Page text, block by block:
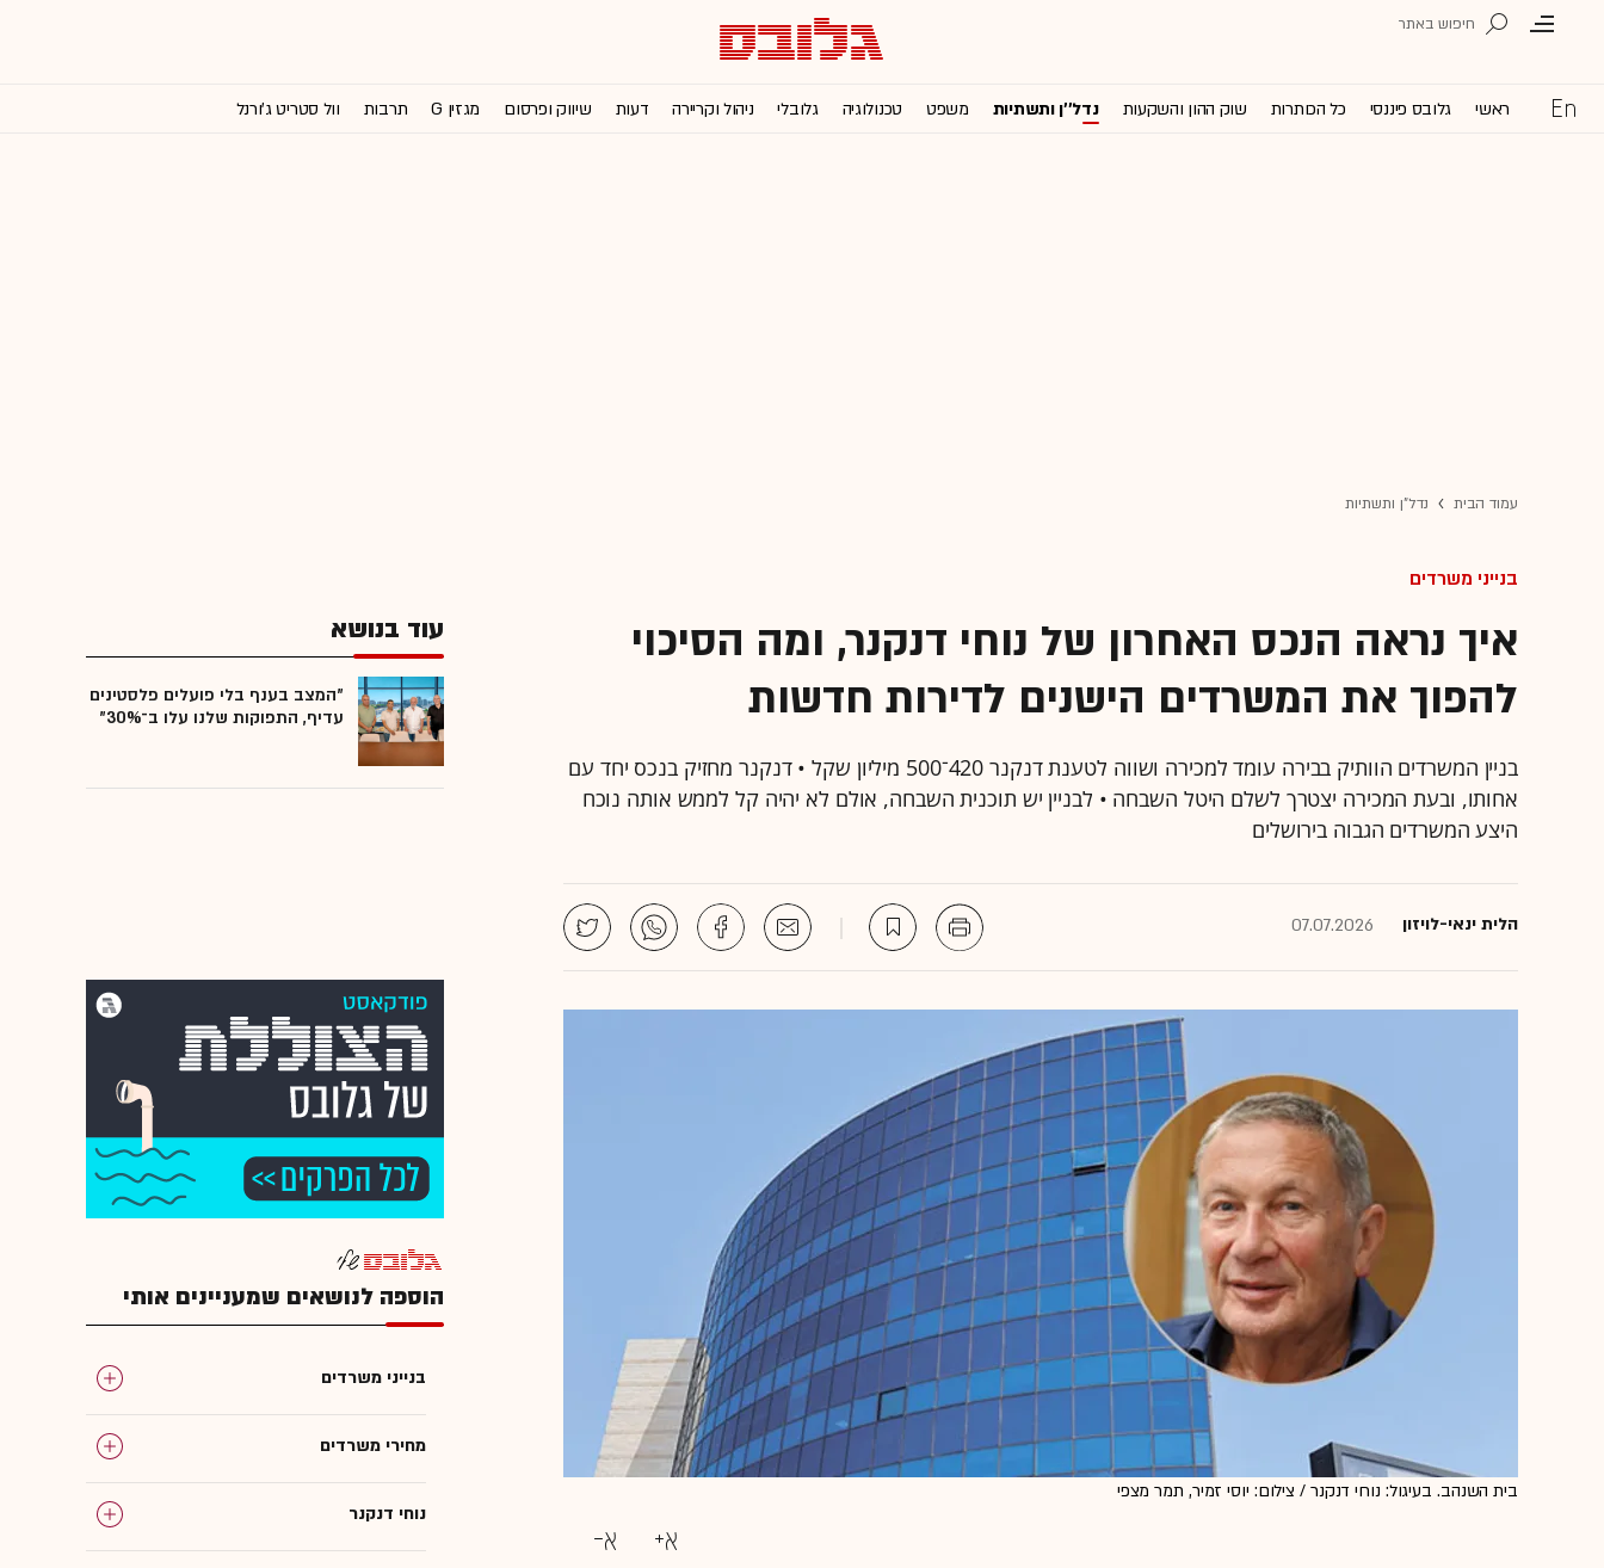
ראשי גלובס פיננסי כל הכותרות שוק ההון והשקעות נדל''ן ותשתיות משפט טכנולוגיה גלובלי ניהול וקריירה דעות שיווק ופרסום מגזין G תרבות וול סטריט ג'ורנל
עמוד הבית נדל"ן ותשתיות
בנייני משרדים
איך נראה הנכס האחרון של נוחי דנקנר, ומה הסיכוי
להפוך את המשרדים הישנים לדירות חדשות
בניין המשרדים הוותיק בבירה עומד למכירה ושווה לטענת דנקנר 420־500 מיליון שקל • דנקנר מחזיק בנכס יחד עם
אחותו, ובעת המכירה יצטרך לשלם היטל השבחה • לבניין יש תוכנית השבחה, אולם לא יהיה קל לממש אותה נוכח
היצע המשרדים הגבוה בירושלים
הלית ינאי-לויזון 07.07.2026
בית השנהב. בעיגול: נוחי דנקנר / צילום: יוסי זמיר, תמר מצפי
עוד בנושא
"המצב בענף בלי פועלים פלסטינים
עדיף, התפוקות שלנו עלו ב־30%"
הוספה לנושאים שמעניינים אותי
בנייני משרדים
מחירי משרדים
נוחי דנקנר